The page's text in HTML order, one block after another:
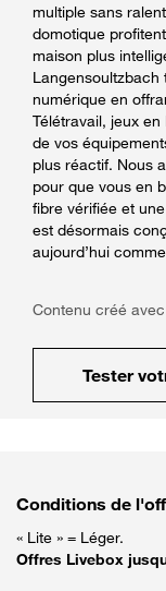
multiple sans
domotique
maison plus
Langensoultzbach
numérique en
Télétravail, jeux
de vos
plus réactif. Nous
pour que vous en
fibre vérifiée et
est désormais
aujourd’hui
Contenu créé
Tester
Conditions de
« Lite » = Léger.
Offres Livebox